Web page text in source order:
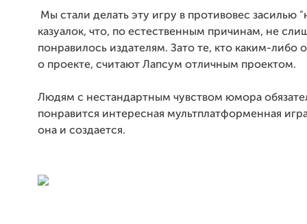
Мы стали делать эту игру в противовес засилью
казуалок, что, по естественным причинам, не
понравилось издателям. Зато те, кто каким-либо
о проекте, считают Лапсум отличным проектом.
Людям с нестандартным чувством юмора
понравится интересная мультплатформенная
она и создается.